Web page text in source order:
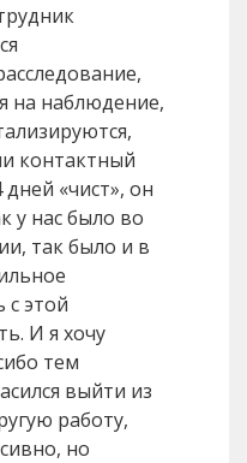
на наблюдение,
контактный
«чист», он
у нас было во
так было и в
с этой
И я хочу
тем
выйти из
работу,
но